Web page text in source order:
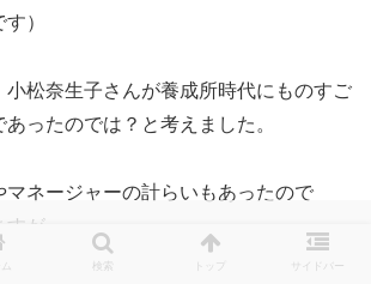
）
小松奈生子さんが養成所時代にものすご
ったのでは？と考えました。
マネージャーの計らいもあったので
すが
ム 検索 トップ サイドバー